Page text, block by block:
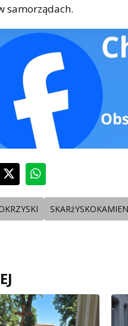
samorządach.